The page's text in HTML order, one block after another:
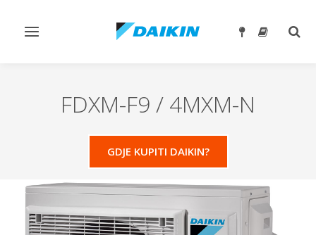
Toggle
FDXM-F9 / 4MXM-N
GDJE KUPITI DAIKIN?